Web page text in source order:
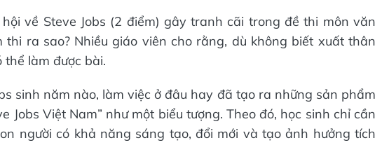
về Steve Jobs (2 điểm) gây tranh cãi trong đề thi môn văn
thi ra sao? Nhiều giáo viên cho rằng, dù không biết xuất thân
làm được bài.
sinh năm nào, làm việc ở đâu hay đã tạo ra những sản phẩm
Jobs Việt Nam” như một biểu tượng. Theo đó, học sinh chỉ cần
người có khả năng sáng tạo, đổi mới và tạo ảnh hưởng tích